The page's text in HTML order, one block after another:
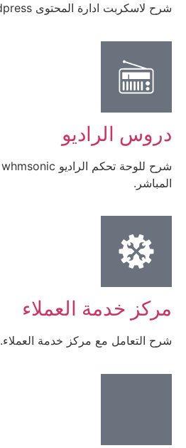
شرح لاسكربت ادارة المحتوى Wordpress.
دروس الراديو
المباشر.
مركز خدمة العملاء
شرح التعامل مع مركز خدمة العملاء.